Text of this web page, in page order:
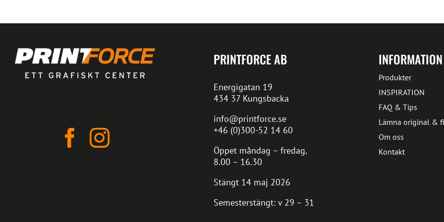
PRINTFORCE AB
Energigatan 19
434 37 Kungsbacka
info@printforce.se
+46 (0)300-52 14 60
Öppet måndag – fredag,
8.00 – 16.30
Stängt 14 maj 2026
Semesterstängt: v 29 – 31
INFORMATION
Produkter
INSPIRATION
FAQ & Tips
Lämna original &
Om oss
Kontakt